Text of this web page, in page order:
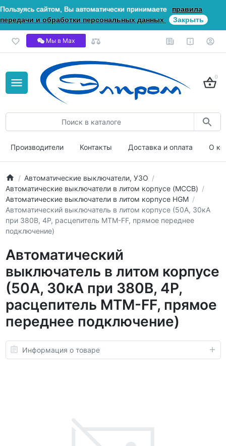
Пользуясь сайтом, Вы автоматически принимаете
правила
передачи и обработки персональных данных
Закрыть
Мы в Мах
0
Производители Контакты Доставка и оплата О
Автоматические выключатели, УЗО
Автоматические выключатели в литом корпусе (MCCB)
Автоматические выключатели в литом корпусе HGM
Автоматический выключатель в литом корпусе (50А, 30кА
при 380В, 4P, расцепитель MTM-FF, прямое переднее
подключение)
Автоматический
выключатель в литом корпусе
(50А, 30кА при 380В, 4P,
расцепитель MTM-FF, прямое
переднее подключение)
Информация о товаре